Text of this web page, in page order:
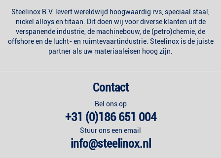
Steelinox B.V. levert wereldwijd hoogwaardig rvs, speciaal staal,
nickel alloys en titaan. Dit doen wij voor diverse klanten uit de
verspanende industrie, de machinebouw, de (petro)chemie, de
offshore en de lucht- en ruimtevaartindustrie. Steelinox is de juiste
partner als uw materiaaleisen hoog zijn.
Contact
Bel ons op
+31 (0)186 651 004
Stuur ons een email
info@steelinox.nl